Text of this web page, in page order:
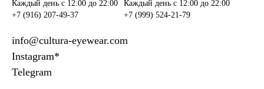
Каждый день c 12:00 до 22:00
+7 (916) 207-49-37
Каждый день c 12:00 до 22:00
+7 (999) 524-21-79
info@cultura-eyewear.com
Instagram*
Telegram